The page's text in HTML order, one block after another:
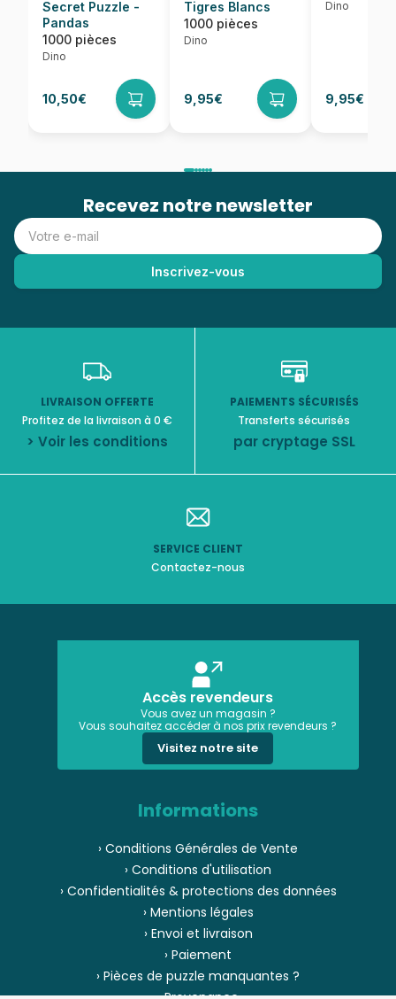
Secret Puzzle -
Pandas
1000 pièces
Dino
10,50€
Tigres Blancs
1000 pièces
Dino
9,95€
Dino
9,95€
Recevez notre newsletter
LIVRAISON OFFERTE
Profitez de la livraison à 0 €
> Voir les conditions
PAIEMENTS SÉCURISÉS
Transferts sécurisés
par cryptage SSL
SERVICE CLIENT
Contactez-nous
Accès revendeurs
Vous avez un magasin ?
Vous souhaitez accéder à nos prix revendeurs ?
Visitez notre site
Informations
› Conditions Générales de Vente
› Conditions d'utilisation
› Confidentialités & protections des données
› Mentions légales
› Envoi et livraison
› Paiement
› Pièces de puzzle manquantes ?